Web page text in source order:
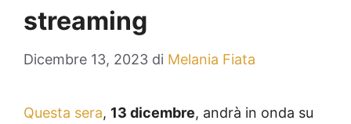
streaming
Dicembre 13, 2023 di Melania Fiata
Questa sera, 13 dicembre, andrà in onda su